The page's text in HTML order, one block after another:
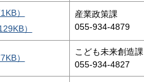
）
）
産業政策課
055-934-4879
）
こども未来創造課
055-934-4827